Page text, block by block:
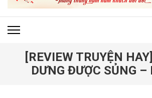
(ấn
Enter)
[REVIEW TRUYỆN
DƯNG ĐƯỢC SỦNG –